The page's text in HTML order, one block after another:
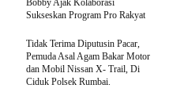
Bobby Ajak Kolaborasi
Sukseskan Program Pro Rakyat
Tidak Terima Diputusin Pacar,
Pemuda Asal Agam Bakar Motor
dan Mobil Nissan X- Trail, Di
Ciduk Polsek Rumbai.